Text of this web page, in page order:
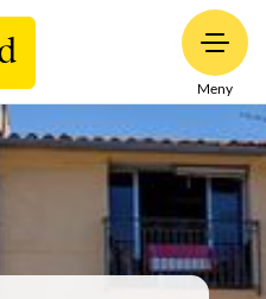
Meny